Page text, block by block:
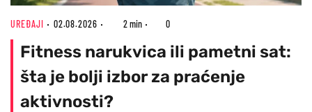
UREĐAJI 02.08.2026 2 min 0
Fitness narukvica ili pametni sat:
šta je bolji izbor za praćenje
aktivnosti?